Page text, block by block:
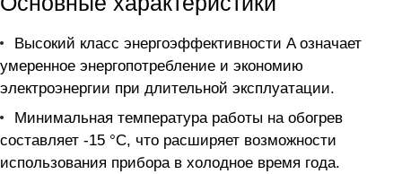
Высокий класс энергоэффективности A означает
умеренное энергопотребление и экономию
электроэнергии при длительной эксплуатации.
Минимальная температура работы на обогрев
составляет -15 °C, что расширяет возможности
использования прибора в холодное время года.